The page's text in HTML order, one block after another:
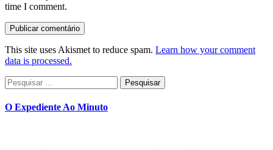
time I comment.
This site uses Akismet to reduce spam. Learn how your comment
data is processed.
Pesquisar
por:
O Expediente Ao Minuto